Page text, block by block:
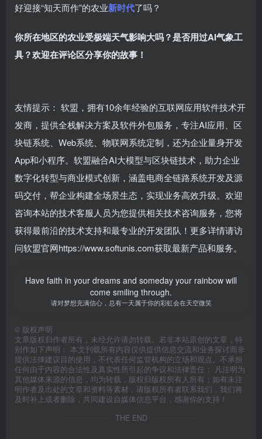
好迎接“知天而作”的农业新时代了吗？
你所在地区的农业受极端天气影响大吗？是否用过AI气象工
具？欢迎在评论区分享你的故事！
友情提示： 软盟，拥有10余年经验的互联网应用软件技术开
发商，提供全栈解决方案及软件外包服务，专注AI应用、区
块链系统、Web系统、物联网系统定制，还为企业量身开发
App和小程序。软盟融合AI大模型与区块链技术，助力企业
数字化转型与商业模式创新，涵盖电商全链路系统开发及源
码交付，帮企业构建全场景生态，实现业务高效升级。欢迎
咨询本站的技术客服人员为您提供相关技术咨询服务，您将
获得最前沿的技术支持和最专业的开发团队！更多详情请访
问软盟官网https://www.softunis.com获取最新产品和服务。
Have faith in your dreams and someday your rainbow will
come smiling through.
请对梦想充满信心，总有一天属于你的彩虹会在天空微笑
© 版权声明
文章版权归作者所有，未经允许请勿转载。若非本站原创的文章，特
别作如下声明： 本文刊载所有内容仅供提供信息交流和业务探讨而非
提供法律建议目的使用，不代表任何监管机构的立场和观点。不承担
任何由于内容的合法性及真实性所引起的争议和法律责任； 凡注明为
其他媒体来源的信息，均为转载，版权归版权所有人所有；如有未注
明作者及出处的文章和资料等素材，请版权所有者联系我们，我们将
及时补上或者删除，共同建设自媒体信息平台，感谢你的支持！
THE END